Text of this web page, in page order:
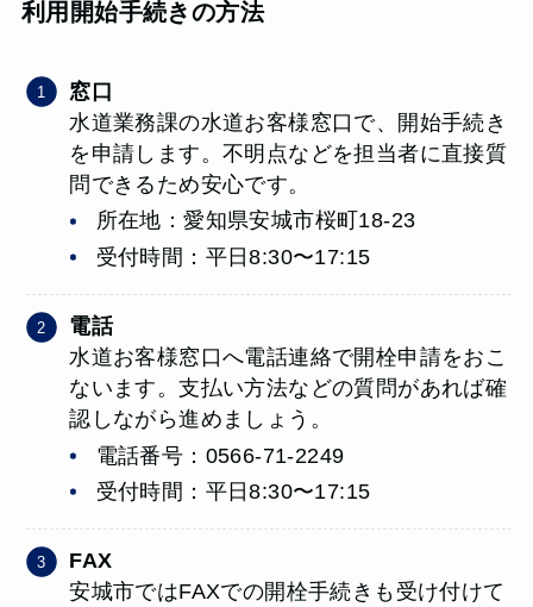
利用開始手続きの方法
窓口
水道業務課の水道お客様窓口で、開始手続き
を申請します。不明点などを担当者に直接質
問できるため安心です。
所在地：愛知県安城市桜町18-23
受付時間：平日8:30〜17:15
電話
水道お客様窓口へ電話連絡で開栓申請をおこ
ないます。支払い方法などの質問があれば確
認しながら進めましょう。
電話番号：0566-71-2249
受付時間：平日8:30〜17:15
FAX
安城市ではFAXでの開栓手続きも受け付けて